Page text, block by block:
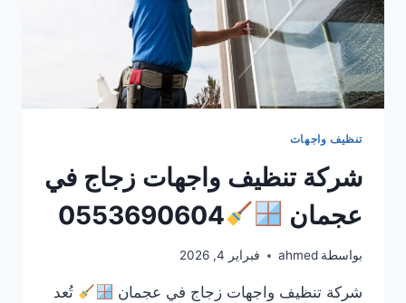
تنظيف واجهات
شركة تنظيف واجهات زجاج في
عجمان
0553690604
بواسطة ahmed فبراير 4, 2026
شركة تنظيف واجهات زجاج في عجمان
تُعد